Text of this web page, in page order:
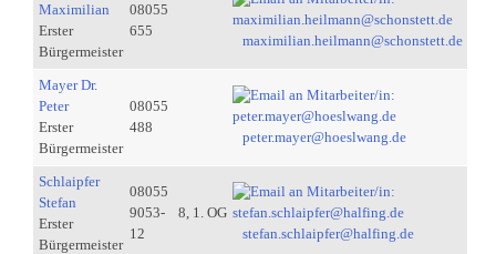
Maximilian
Erster
Bürgermeister
08055
655
maximilian.heilmann@schonstett.de
Mayer Dr.
Peter
Erster
Bürgermeister
08055
488
peter.mayer@hoeslwang.de
Schlaipfer
Stefan
Erster
Bürgermeister
08055
9053-
12
8, 1. OG
stefan.schlaipfer@halfing.de